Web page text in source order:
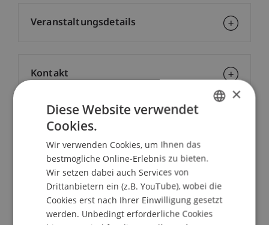
School/Professur:
Kommunikation und Marketing
Mit unserem Master Taster Day nimmt dich unser
Team mit an spannende Orte auf dem Campus
und bietet dir Einblicke in die Universität
Liechtenstein sowie den Masterstudiengang
Veranstaltungsdetails
Kontakt
×
Diese Website verwendet
Cookies.
Wir verwenden Cookies, um Ihnen das
bestmögliche Online-Erlebnis zu bieten.
Wir setzen dabei auch Services von
Drittanbietern ein (z.B. YouTube), wobei die
Cookies erst nach Ihrer Einwilligung gesetzt
werden. Unbedingt erforderliche Cookies